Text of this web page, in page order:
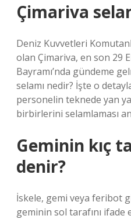
Çimariva
Deniz Kuvvetleri
olan Çimariva, en son 29
Bayramı’nda gündeme
selamı nedir? İşte o
personelin teknede yan
birbirlerini selamlaması
Geminin kıç
denir?
İskele, gemi veya feribot
geminin sol tarafını